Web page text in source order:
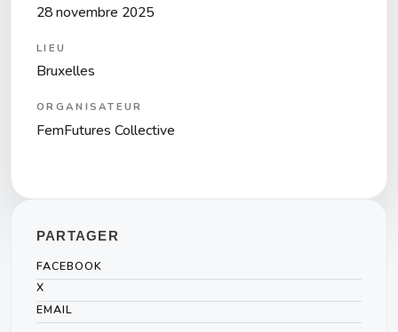
28 novembre 2025
LIEU
Bruxelles
ORGANISATEUR
FemFutures Collective
PARTAGER
FACEBOOK
X
EMAIL